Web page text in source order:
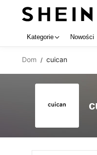
Kategorie Nowości
Dom / cuican